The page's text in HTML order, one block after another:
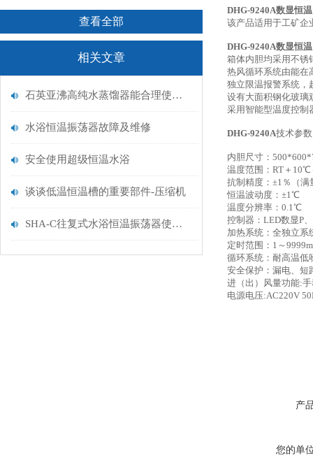
查看全部
相关文章
石英亚沸高纯水蒸馏器能合理使用能源
水浴恒温振荡器故障及维修
安全使用超级恒温水浴
谈谈低温恒温槽的重要部件-压缩机
SHA-C往复式水浴恒温振荡器使用须知
DHG-9240A数显恒
该产品适用于工矿企
DHG-9240A数显恒
箱体内胆均采用不锈
热风循环系统由能在
独立限温报警系统，
设有大面积钢化玻璃
采用智能型温度控制
DHG-9240A技术参数
内胆尺寸：
温度范围：RT＋
抗制精度：±1％（满
恒温波动度：±1℃
温度分辨率：0.1℃
控制器：LED数显P
加热系统：全独立系
定时范围：1～
循环系统：耐高温低
安全保护：漏电、短
进（出）风量功能:
电源电压:AC220V
产
您的单